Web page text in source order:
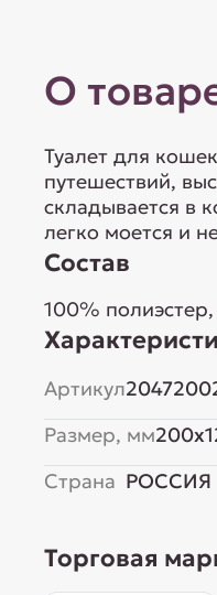
О
Туалет для
путешествий,
складывается в
легко моется и
Состав
100%
Артикул
Размер, мм
Страна РОССИЯ
Торговая